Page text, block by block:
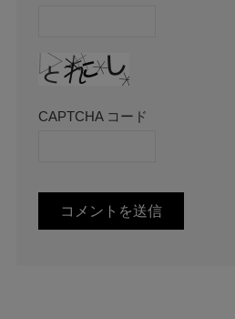
CAPTCHA コード